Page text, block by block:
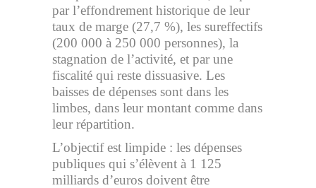
par l’effondrement historique de leur
taux de marge (27,7 %), les sureffectifs
(200 000 à 250 000 personnes), la
stagnation de l’activité, et par une
fiscalité qui reste dissuasive. Les
baisses de dépenses sont dans les
limbes, dans leur montant comme dans
leur répartition.
L’objectif est limpide : les dépenses
publiques qui s’élèvent à 1 125
milliards d’euros doivent être